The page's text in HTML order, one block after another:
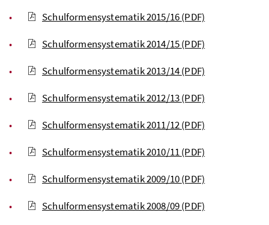
Schulformensystematik 2015/16(PDF)
Schulformensystematik 2014/15(PDF)
Schulformensystematik 2013/14(PDF)
Schulformensystematik 2012/13(PDF)
Schulformensystematik 2011/12(PDF)
Schulformensystematik 2010/11(PDF)
Schulformensystematik 2009/10(PDF)
Schulformensystematik 2008/09(PDF)